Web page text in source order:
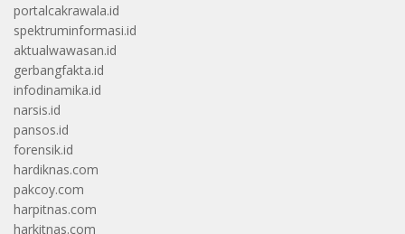
portalcakrawala.id
spektruminformasi.id
aktualwawasan.id
gerbangfakta.id
infodinamika.id
narsis.id
pansos.id
forensik.id
hardiknas.com
pakcoy.com
harpitnas.com
harkitnas.com